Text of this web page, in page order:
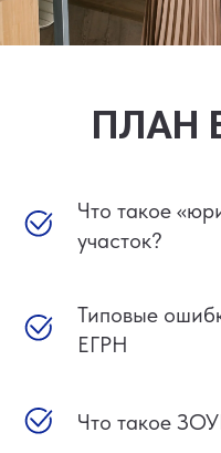
ПЛАН
Что такое
участок?
Типовые
ЕГРН
Что такое